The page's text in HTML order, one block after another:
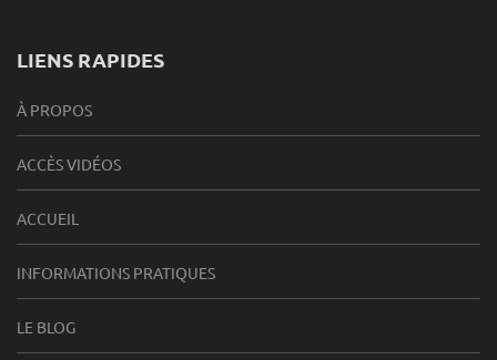
LIENS RAPIDES
À PROPOS
ACCÈS VIDÉOS
ACCUEIL
INFORMATIONS PRATIQUES
LE BLOG